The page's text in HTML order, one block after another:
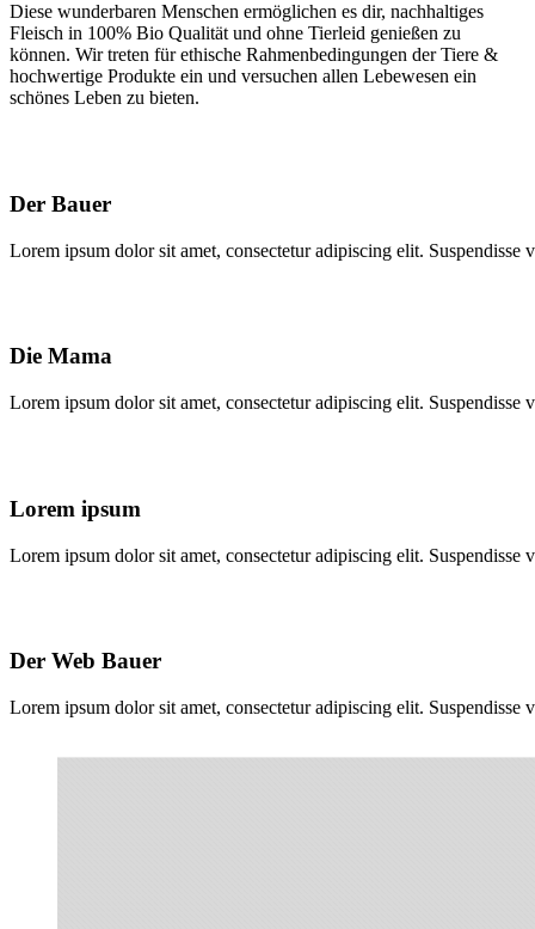
Diese wunderbaren Menschen ermöglichen es dir, nachhaltiges
Fleisch in 100% Bio Qualität und ohne Tierleid genießen zu
können. Wir treten für ethische Rahmenbedingungen der Tiere &
hochwertige Produkte ein und versuchen allen Lebewesen ein
schönes Leben zu bieten.
Der Bauer
Lorem ipsum dolor sit amet, consectetur adipiscing elit.
Die Mama
Lorem ipsum dolor sit amet, consectetur adipiscing elit.
Lorem ipsum
Lorem ipsum dolor sit amet, consectetur adipiscing elit.
Der Web Bauer
Lorem ipsum dolor sit amet, consectetur adipiscing elit.